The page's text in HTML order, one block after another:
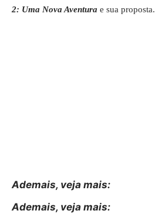
2: Uma Nova Aventura e sua proposta.
Ademais, veja mais:
Ademais, veja mais: